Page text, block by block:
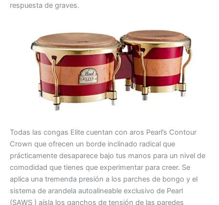
respuesta de graves.
Todas las congas Elite cuentan con aros Pearl’s Contour
Crown que ofrecen un borde inclinado radical que
prácticamente desaparece bajo tus manos para un nivel de
comodidad que tienes que experimentar para creer. Se
aplica una tremenda presión a los parches de bongo y el
sistema de arandela autoalineable exclusivo de Pearl
(SAWS ) aísla los ganchos de tensión de las paredes